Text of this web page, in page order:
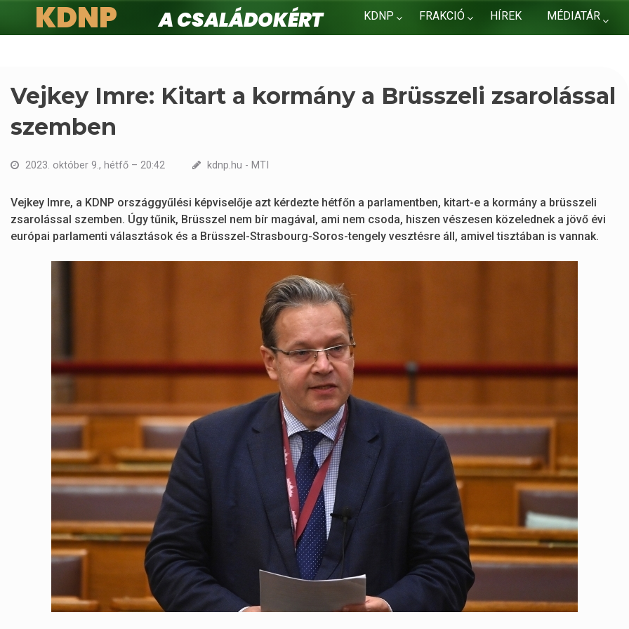
KDNP FRAKCIÓ HÍREK MÉDIATÁR
KDNP
A családokért.
Vejkey Imre: Kitart a kormány a Brüsszeli zsarolással
szemben
2023. október 9., hétfő – 20:42 kdnp.hu - MTI
Vejkey Imre, a KDNP országgyűlési képviselője azt kérdezte hétfőn a parlamentben, kitart-e a kormány a brüsszeli
zsarolással szemben. Úgy tűnik, Brüsszel nem bír magával, ami nem csoda, hiszen vészesen közelednek a jövő évi
európai parlamenti választások és a Brüsszel-Strasbourg-Soros-tengely vesztésre áll, amivel tisztában is vannak.